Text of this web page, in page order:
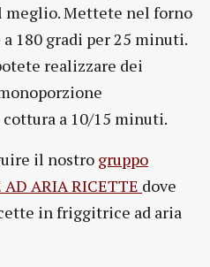
Mettete nel forno
180 gradi per 25 minuti.
realizzare dei
a 10/15 minuti.
il nostro gruppo
AD ARIA RICETTE dove
in friggitrice ad aria